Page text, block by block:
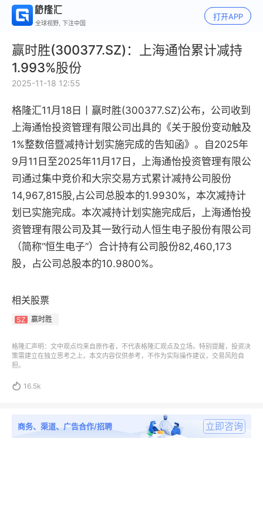
全球视野, 下注中国
打开APP
赢时胜(300377.SZ)：上海通怡累计减持
1.993%股份
2025-11-18 12:55
格隆汇11月18日丨 赢时胜(300377.SZ)公布， 公司收到
上海通怡投资管理有限公司出具的《关于股份变动触及
1%整数倍暨减持计划实施完成的告知函》。自2025年
9月11日至2025年11月17日，上海通怡投资管理有限公
司通过集中竞价和大宗交易方式累计减持公司股份
14,967,815股,占公司总股本的1.9930%，本次减持计
划已实施完成。本次减持计划实施完成后，上海通怡投
资管理有限公司及其一致行动人恒生电子股份有限公司
（简称“恒生电子”）合计持有公司股份82,460,173
股，占公司总股本的10.9800%。
相关股票
SZ 赢时胜
格隆汇声明：文中观点均来自原作者，不代表格隆汇观点及立场。特别提醒，投资决
策需建立在独立思考之上，本文内容仅供参考，不作为实际操作建议，交易风险自
担。
 16.5k
商务、渠道、广告合作/招聘 立即咨询